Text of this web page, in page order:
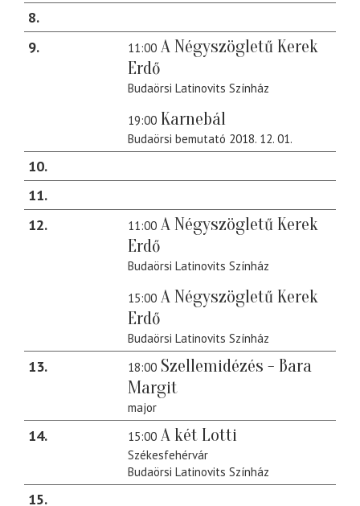
8
9
11:00 A Négyszögletű Kerek
Erdő
Budaörsi Latinovits Színház
19:00 Karnebál
Budaörsi bemutató 2018. 12. 01.
10
11
12
11:00 A Négyszögletű Kerek
Erdő
Budaörsi Latinovits Színház
15:00 A Négyszögletű Kerek
Erdő
Budaörsi Latinovits Színház
13 18:00 Szellemidézés - Bara
Margit
major
14 15:00 A két Lotti
Székesfehérvár
Budaörsi Latinovits Színház
15